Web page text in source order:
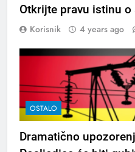
Otkrijte pravu istinu o
Korisnik 4 years ago
OSTALO
Dramatično